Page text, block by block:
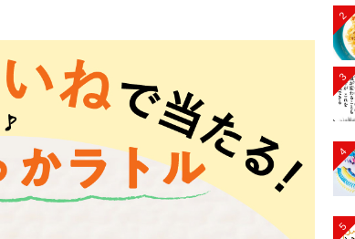
2
3
4
5